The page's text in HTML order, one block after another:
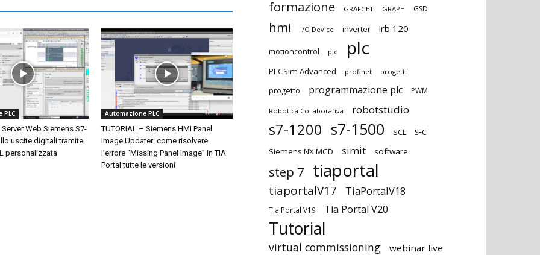
PLC
Server Web Siemens S7-
uscite digitali tramite
personalizzata
Automazione PLC
TUTORIAL – Siemens HMI Panel
Image Updater: come risolvere
l’errore “Missing Panel Image” in TIA
Portal tutte le versioni
formazione GRAFCET GRAPH GSD
hmi I/O Device inverter irb 120
motioncontrol pid plc
PLCSim Advanced profinet progetti
progetto programmazione plc PWM
Robotica Collaborativa robotstudio
s7-1200 s7-1500 SCL SFC
Siemens NX MCD simit software
step 7 tiaportal
tiaportalV17 TiaPortalV18
Tia Portal V19 Tia Portal V20
Tutorial
virtual commissioning webinar live